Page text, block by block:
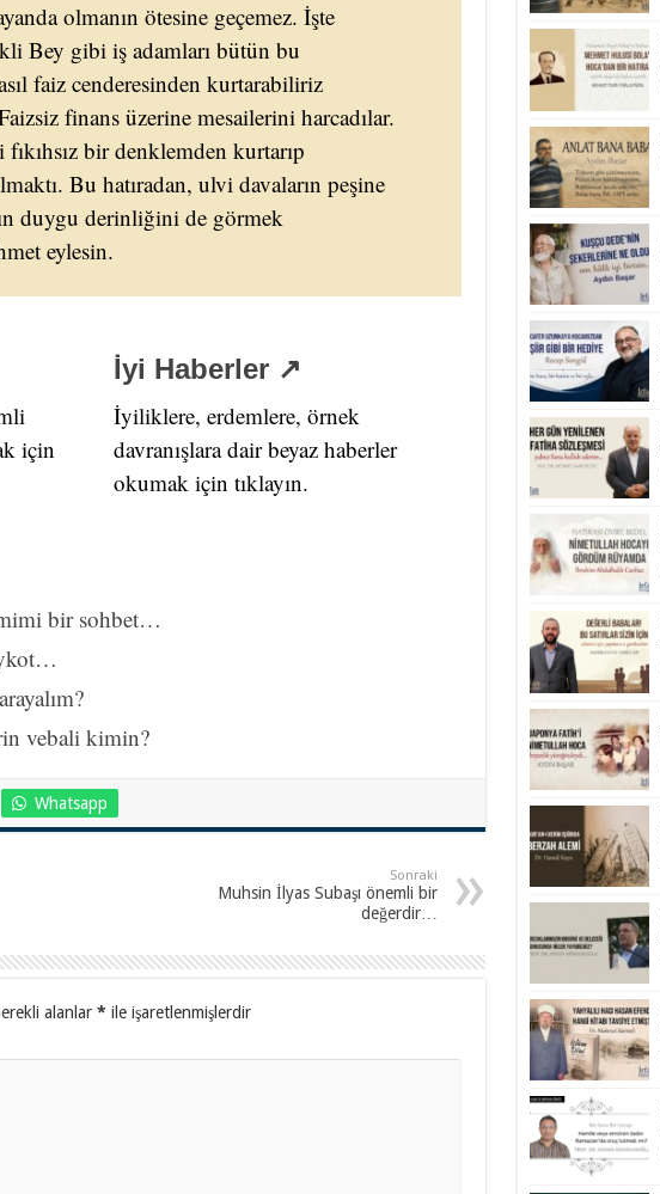
olmanın ötesine geçemez. İşte
Bey gibi iş adamları bütün bu
faiz cenderesinden kurtarabiliriz
finans üzerine mesailerini harcadılar.
bir denklemden kurtarıp
Bu hatıradan, ulvi davaların peşine
duygu derinliğini de görmek
eylesin.
için
İyi Haberler ↗
İyiliklere, erdemlere, örnek
davranışlara dair beyaz haberler
okumak için tıklayın.
bir sohbet…
vebali kimin?
Whatsapp
Sonraki
Muhsin İlyas Subaşı önemli bir
değerdir…
alanlar * ile işaretlenmişlerdir